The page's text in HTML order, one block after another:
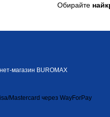
Обирайте
магазин BUROMAX